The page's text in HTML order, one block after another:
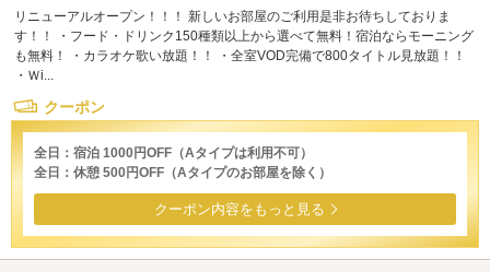
リニューアルオープン！！！ 新しいお部屋のご利用是非お待ちしておりま
す！！ ・フード・ドリンク150種類以上から選べて無料！宿泊ならモーニング
も無料！ ・カラオケ歌い放題！！ ・全室VOD完備で800タイトル見放題！！
・Ｗi...
クーポン
全日：宿泊 1000円OFF（Aタイプは利用不可）
全日：休憩 500円OFF（Aタイプのお部屋を除く）
クーポン内容をもっと見る